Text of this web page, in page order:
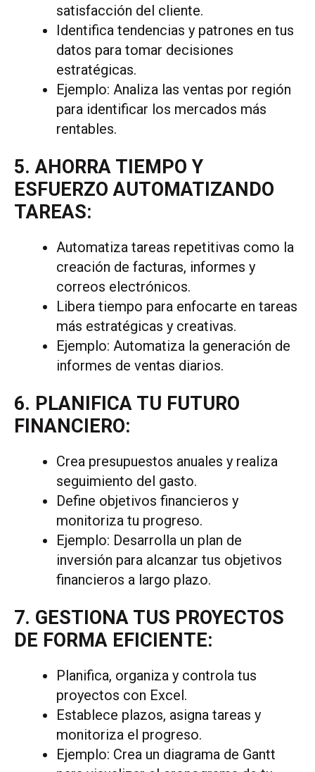
satisfacción del cliente.
Identifica tendencias y patrones en tus
datos para tomar decisiones
estratégicas.
Ejemplo: Analiza las ventas por región
para identificar los mercados más
rentables.
5. AHORRA TIEMPO Y
ESFUERZO AUTOMATIZANDO
TAREAS:
Automatiza tareas repetitivas como la
creación de facturas, informes y
correos electrónicos.
Libera tiempo para enfocarte en tareas
más estratégicas y creativas.
Ejemplo: Automatiza la generación de
informes de ventas diarios.
6. PLANIFICA TU FUTURO
FINANCIERO:
Crea presupuestos anuales y realiza
seguimiento del gasto.
Define objetivos financieros y
monitoriza tu progreso.
Ejemplo: Desarrolla un plan de
inversión para alcanzar tus objetivos
financieros a largo plazo.
7. GESTIONA TUS PROYECTOS
DE FORMA EFICIENTE:
Planifica, organiza y controla tus
proyectos con Excel.
Establece plazos, asigna tareas y
monitoriza el progreso.
Ejemplo: Crea un diagrama de Gantt